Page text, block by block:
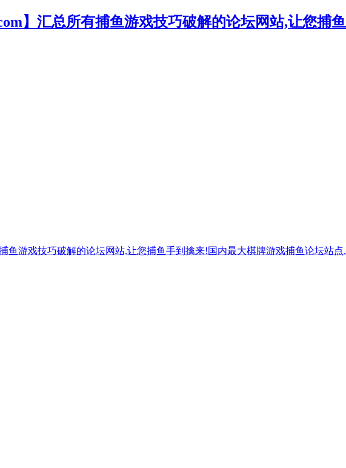
鱼游戏技巧破解的论坛网站,让您捕鱼手到擒来!国内最大棋牌游戏捕鱼论坛站点.